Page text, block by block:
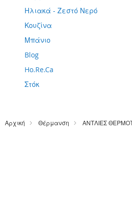
Ηλιακά - Ζεστό Νερό
Κουζίνα
Μπάνιο
Blog
Ho.Re.Ca
Στόκ
Αρχική Θέρμανση ΑΝΤΛΙΕΣ